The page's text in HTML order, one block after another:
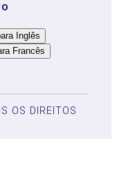
OS DIREITOS